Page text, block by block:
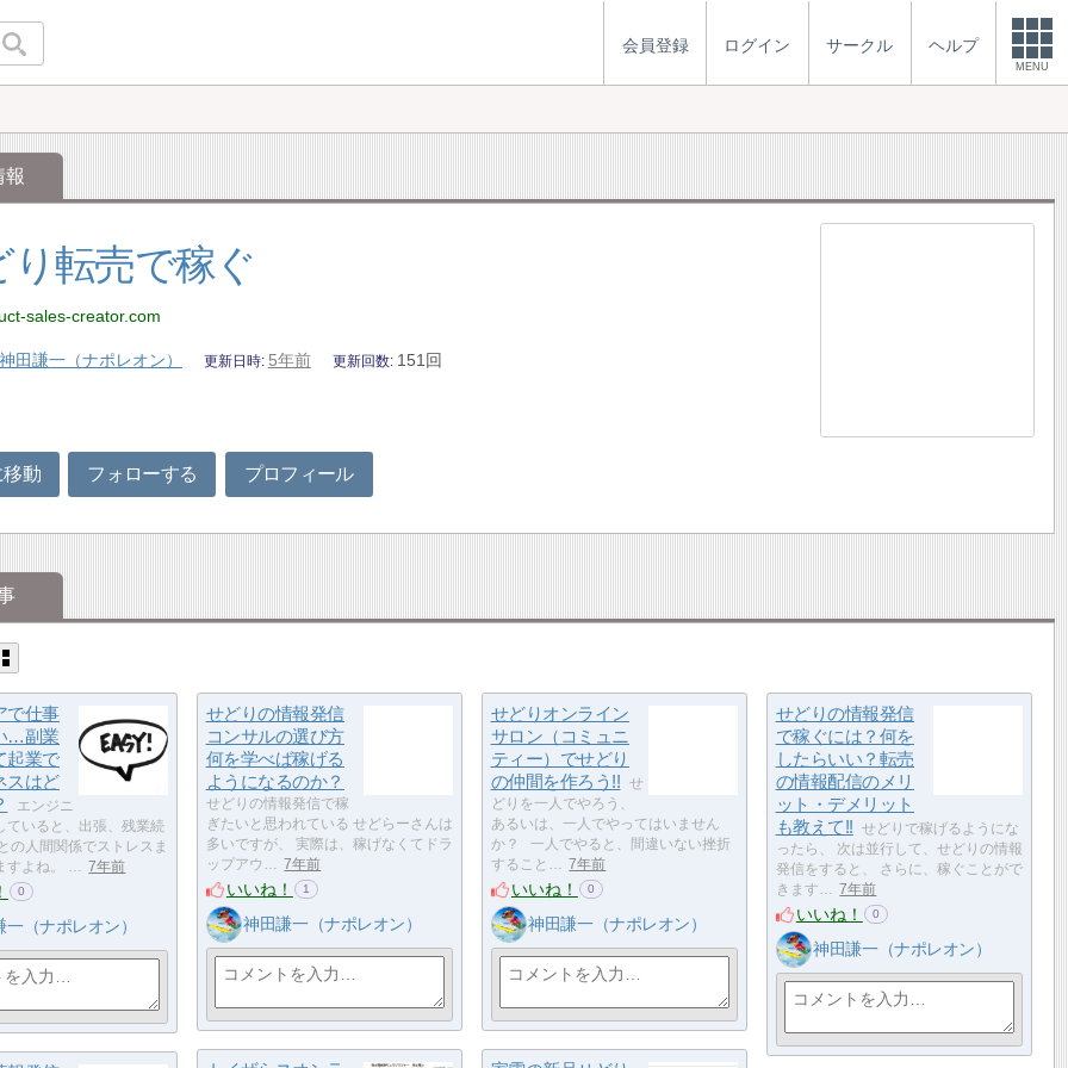
会員登録 ログイン サークル ヘルプ
MENU
報
り転売で稼ぐ
sales-creator.com
田謙一（ナポレオン） 更新日時 5年前 更新回数 151回
移動 フォローする プロフィール
で仕事
…副業
起業で
スはど
エンジニ
ていると、出張、残業続
の人間関係でストレスま
すよね。 …
7年前
0
一（ナポレオン）
せどりの情報発信
コンサルの選び方
何を学べば稼げる
ようになるのか？
せどりの情報発信で稼
ぎたいと思われている せどらーさんは
多いですが、 実際は、稼げなくてドラ
ップアウ…
7年前
いいね！ 1
神田謙一（ナポレオン）
せどりオンライン
サロン（コミュニ
ティー）でせどり
の仲間を作ろう!!
せ
どりを一人でやろう、
あるいは、一人でやってはいません
か？ 一人でやると、間違いない挫折
すること…
7年前
いいね！ 0
神田謙一（ナポレオン）
せどりの情報発信
で稼ぐには？何を
したらいい？転売
の情報配信のメリ
ット・デメリット
も教えて!!
せどりで稼げるようにな
ったら、 次は並行して、せどりの情報
発信をすると、 さらに、稼ぐことがで
きます…
7年前
いいね！ 0
神田謙一（ナポレオン）